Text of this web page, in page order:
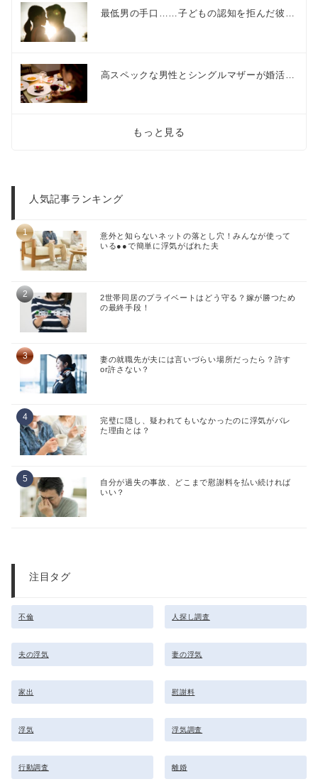
最低男の手口……子どもの認知を拒んだ彼…
高スペックな男性とシングルマザーが婚活…
もっと見る
人気記事ランキング
意外と知らないネットの落とし穴！みんなが使って
いる●●で簡単に浮気がばれた夫
2世帯同居のプライベートはどう守る？嫁が勝つため
の最終手段！
妻の就職先が夫には言いづらい場所だったら？許す
or許さない？
完璧に隠し、疑われてもいなかったのに浮気がバレ
た理由とは？
自分が過失の事故、どこまで慰謝料を払い続ければ
いい？
注目タグ
不倫 人探し調査
夫の浮気 妻の浮気
家出 慰謝料
浮気 浮気調査
行動調査 離婚